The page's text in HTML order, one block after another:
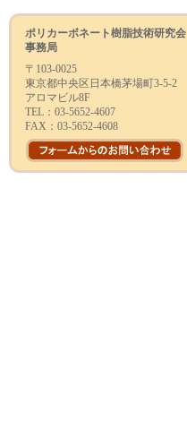
ポリカーボネート樹脂技術研究会
事務局
〒103-0025
東京都中央区日本橋茅場町3-5-2
アロマビル8F
TEL：03-5652-4607
FAX：03-5652-4608